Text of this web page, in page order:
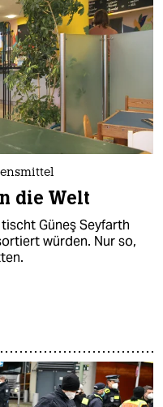
die Welt
Güneş Seyfarth
würden. Nur so,